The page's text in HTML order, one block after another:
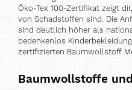
Öko-Tex 100-Zertifikat zeigt
von Schadstoffen sind. Die
sind deutlich höher als
bedenkenlos
zertifizierten Baumwollstoff
Baumwollstoffe